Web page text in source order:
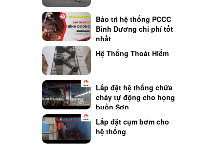
Bảo trì hệ thống PCCC
Bình Dương chi phí tốt
nhất
Hệ Thống Thoát Hiểm
Lắp đặt hệ thống chữa
cháy tự động cho họng
buồn Sơn
Lắp đặt cụm bơm cho
hệ thống